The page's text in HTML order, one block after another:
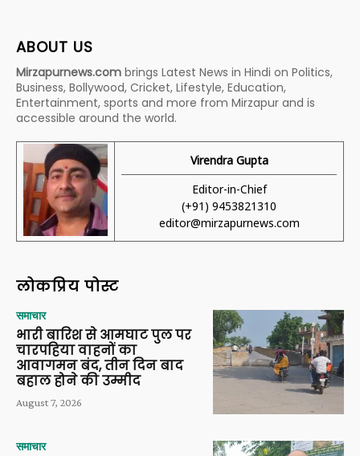
ABOUT US
Mirzapurnews.com brings Latest News in Hindi on Politics,
Business, Bollywood, Cricket, Lifestyle, Education,
Entertainment, sports and more from Mirzapur and is
accessible around the world.
Virendra Gupta
Editor-in-Chief
(+91) 9453821310
editor@mirzapurnews.com
लोकप्रिय पोस्ट
समाचार
भारी बारिश से आमघाट पुल पर
चारपहिया वाहनों का
आवागमन बंद, तीन दिन बाद
बहाल होने की उम्मीद
August 7, 2026
समाचार